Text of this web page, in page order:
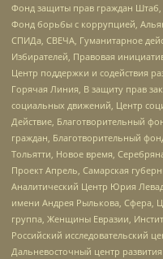
Фонд защиты прав граждан Штаб,
Фонд борьбы с коррупцией,
СПИДа, СВЕЧА, Гуманитарное
Избирателей, Правовая
Центр поддержки и содействия
Горячая Линия, В защиту прав
социальных движений, Центр
Действие, Благотворительный
граждан, Благотворительный
Тольятти, Новое время,
Проект Апрель, Самарская
Аналитический Центр Юрия
имени Андрея Рылькова, Сфера,
группа, Женщины Евразии,
Российский исследовательский
Дальневосточный центр